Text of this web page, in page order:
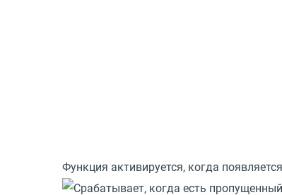
Функция активируется, когда